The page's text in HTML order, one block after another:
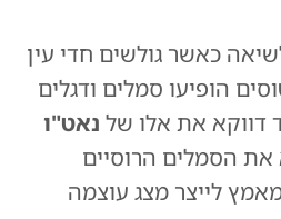
כאשר גולשים חדי עין
הופיעו סמלים ודגלים
דווקא את אלו של נאט"ו
את הסמלים הרוסיים
לייצר מצג עוצמה